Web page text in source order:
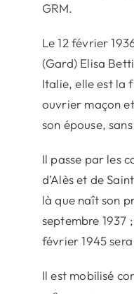
GRM.
Le 12 février
(Gard) Elisa
Italie, elle est la
ouvrier maçon
son épouse,
Il passe par les
d’Alès et de
là que naît son
septembre 1937
février 1945
Il est mobilisé